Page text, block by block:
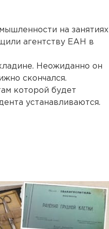
на занятиях
агентству ЕАН в
Неожиданно он
скончался.
которой будет
устанавливаются.